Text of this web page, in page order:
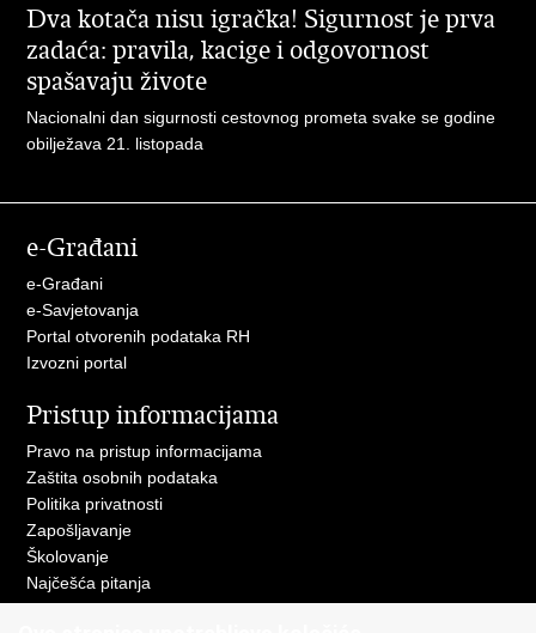
Dva kotača nisu igračka! Sigurnost je prva
zadaća: pravila, kacige i odgovornost
spašavaju živote
Nacionalni dan sigurnosti cestovnog prometa svake se godine
obilježava 21. listopada
e-Građani
e-Građani
e-Savjetovanja
Portal otvorenih podataka RH
Izvozni portal
Pristup informacijama
Pravo na pristup informacijama
Zaštita osobnih podataka
Politika privatnosti
Zapošljavanje
Školovanje
Najčešća pitanja